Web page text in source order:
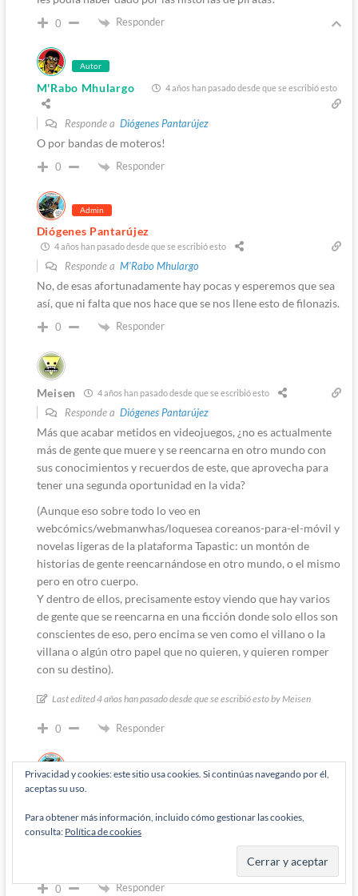
0 Responder
Autor
M'Rabo Mhulargo 4 años han pasado desde que se escribió esto
Responde a Diógenes Pantarújez
O por bandas de moteros!
0 Responder
Admin
Diógenes Pantarújez
4 años han pasado desde que se escribió esto
Responde a M'Rabo Mhulargo
No, de esas afortunadamente hay pocas y esperemos que sea
así, que ni falta que nos hace que se nos llene esto de filonazis.
0 Responder
Meisen 4 años han pasado desde que se escribió esto
Responde a Diógenes Pantarújez
Más que acabar metidos en videojuegos, ¿no es actualmente
más de gente que muere y se reencarna en otro mundo con
sus conocimientos y recuerdos de este, que aprovecha para
tener una segunda oportunidad en la vida?
(Aunque eso sobre todo lo veo en
webcómics/webmanwhas/loquesea coreanos-para-el-móvil y
novelas ligeras de la plataforma Tapastic: un montón de
historias de gente reencarnándose en otro mundo, o el mismo
pero en otro cuerpo.
Y dentro de ellos, precisamente estoy viendo que hay varios
de gente que se reencarna en una ficción donde solo ellos son
conscientes de eso, pero encima se ven como el villano o la
villana o algún otro papel que no quieren, y quieren romper
con su destino).
Last edited 4 años han pasado desde que se escribió esto by Meisen
0 Responder
Admin
Diógenes Pantarújez
Responde aMeisen
Sí, dice mucho de cómo deben de estar las cabezas en estos
0 Responder
Privacidad y cookies: este sitio usa cookies. Si continúas navegando por él,
aceptas su uso.
Para obtener más información, incluido cómo gestionar las cookies,
consulta: Política de cookies